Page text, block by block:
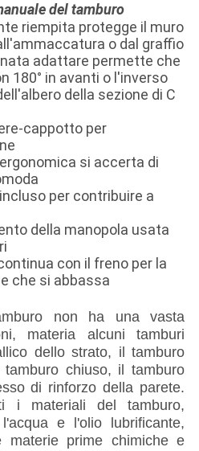
del tamburo
riempita protegge il muro
o dal graffio
adattare permette che
180° in avanti o l'inverso
della sezione di C
cappotto per
si accerta di
per contribuire a
della manopola usata
con il freno per la
che si abbassa
non ha una vasta
materia alcuni tamburi
dello strato, il tamburo
chiuso, il tamburo
di rinforzo della parete.
i materiali del tamburo,
e l'olio lubrificante,
materie prime chimiche e